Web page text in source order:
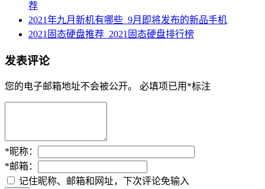
荐
2021年九月新机有哪些_9月即将发布的新品手机
2021固态硬盘推荐_2021固态硬盘排行榜
发表评论
您的电子邮箱地址不会被公开。 必填项已用 *标注
*昵称：
*邮箱：
记住昵称、邮箱和网址，下次评论免输入